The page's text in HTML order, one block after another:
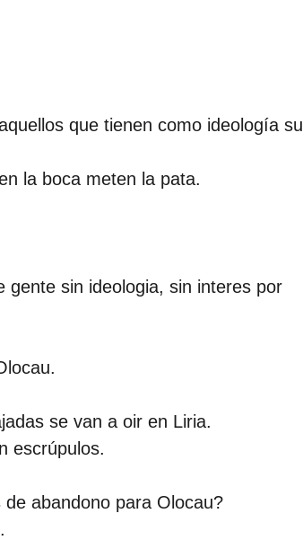
que tienen como ideología su
la boca meten la pata.
gente sin ideologia, sin interes por
se van a oir en Liria.
escrúpulos.
abandono para Olocau?